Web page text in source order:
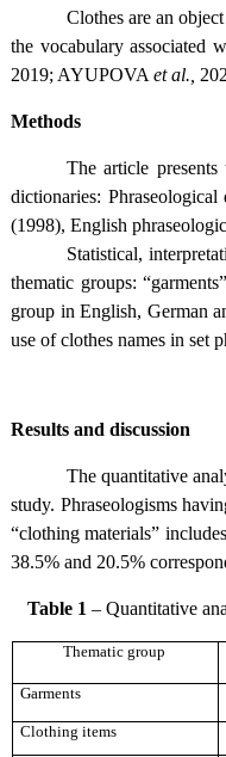
Clothes are an
the vocabulary
2019; AYUPOVAet al.,
Methods
The article
dictionaries:
(1998), English
Statistical,
thematic groups:
group in English, German
use of clothes names in set
Results and discussion
The quantitative
study. Phraseologisms
“clothing materials”
38.5% and 20.5%
Table 1 – Quantitative
Thematic group
Garments
Clothing items